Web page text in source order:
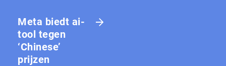
Meta biedt ai-
tool tegen
‘Chinese’
prijzen